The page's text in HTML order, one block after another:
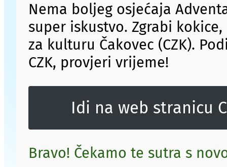
Nema boljeg osjećaja
super iskustvo. Zgrabi
za kulturu Čakovec (CZK).
CZK, provjeri vrijeme!
Idi na web stranicu
Bravo! Čekamo te sutra s